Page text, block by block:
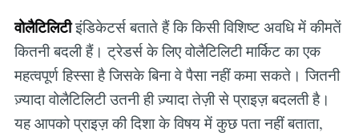
वोलैटिलिटीइंडिकेटर्स बताते हैं कि किसी विशिष्ट अवधि में कीमतें
कितनी बदली हैं। ट्रेडर्स के लिए वोलैटिलिटी मार्किट का एक
महत्वपूर्ण हिस्सा है जिसके बिना वे पैसा नहीं कमा सकते। जितनी
ज़्यादा वोलैटिलिटी उतनी ही ज़्यादा तेज़ी से प्राइज़ बदलती है।
यह आपको प्राइज़ की दिशा के विषय में कुछ पता नहीं बताता,